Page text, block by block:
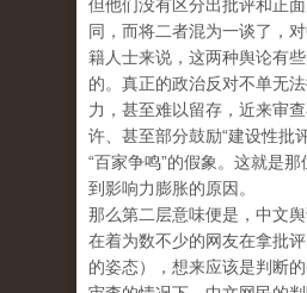
但他们没有区分出批评和正
同，而将二者混为一谈了，
籍人士来说，这两种舆论有
的。真正的政治反对不单无
力，甚至难以留存，近来审
许、甚至部分鼓励“建设性批
“百家争鸣”的假象。这就是
到影响力膨胀的原因。
那么第二层意味便是，中文
在着为数不少的网友在拿批
的姿态），想来应该是判断